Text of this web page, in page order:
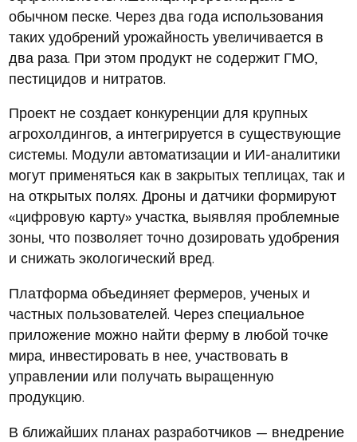
обычном песке. Через два года использования
таких удобрений урожайность увеличивается в
два раза. При этом продукт не содержит ГМО,
пестицидов и нитратов.
Проект не создает конкуренции для крупных
агрохолдингов, а интегрируется в существующие
системы. Модули автоматизации и ИИ-аналитики
могут применяться как в закрытых теплицах, так и
на открытых полях. Дроны и датчики формируют
«цифровую карту» участка, выявляя проблемные
зоны, что позволяет точно дозировать удобрения
и снижать экологический вред.
Платформа объединяет фермеров, ученых и
частных пользователей. Через специальное
приложение можно найти ферму в любой точке
мира, инвестировать в нее, участвовать в
управлении или получать выращенную
продукцию.
В ближайших планах разработчиков — внедрение